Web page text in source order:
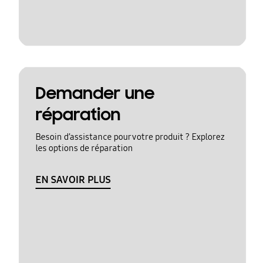
Demander une
réparation
Besoin d’assistance pour votre produit ? Explorez
les options de réparation
EN SAVOIR PLUS